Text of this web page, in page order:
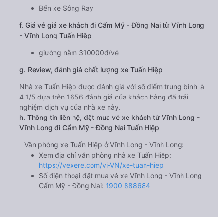
Bến xe Sông Ray
f. Giá vé giá xe khách đi Cẩm Mỹ - Đồng Nai từ Vĩnh Long
- Vĩnh Long Tuấn Hiệp
giường nằm 310000đ/vé
g. Review, đánh giá chất lượng xe Tuấn Hiệp
Nhà xe Tuấn Hiệp được đánh giá với số điểm trung bình là
4.1/5 dựa trên 1656 đánh giá của khách hàng đã trải
nghiệm dịch vụ của nhà xe này.
h. Thông tin liên hệ, đặt mua vé xe khách từ Vĩnh Long -
Vĩnh Long đi Cẩm Mỹ - Đồng Nai Tuấn Hiệp
Văn phòng xe Tuấn Hiệp ở Vĩnh Long - Vĩnh Long:
Xem địa chỉ văn phòng nhà xe Tuấn Hiệp:
https://vexere.com/vi-VN/xe-tuan-hiep
Số điện thoại đặt mua vé xe Vĩnh Long - Vĩnh Long
Cẩm Mỹ - Đồng Nai: 1900 888684